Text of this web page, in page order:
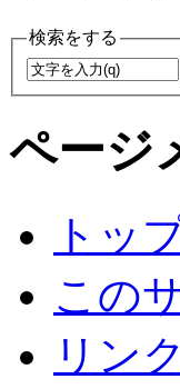
検索をする
ページ
トッ
この
リン